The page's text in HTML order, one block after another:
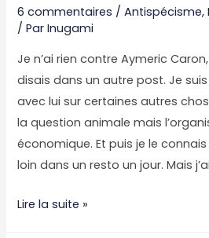
6 commentaires /Antispécisme,
/ ParInugami
Je n’ai rien contre Aymeric
disais dans un autre post. Je
avec lui sur certaines autres
la question animale mais
économique. Et puis je le connais
loin dans un resto un jour. Mais
Celui
Lire la suite »